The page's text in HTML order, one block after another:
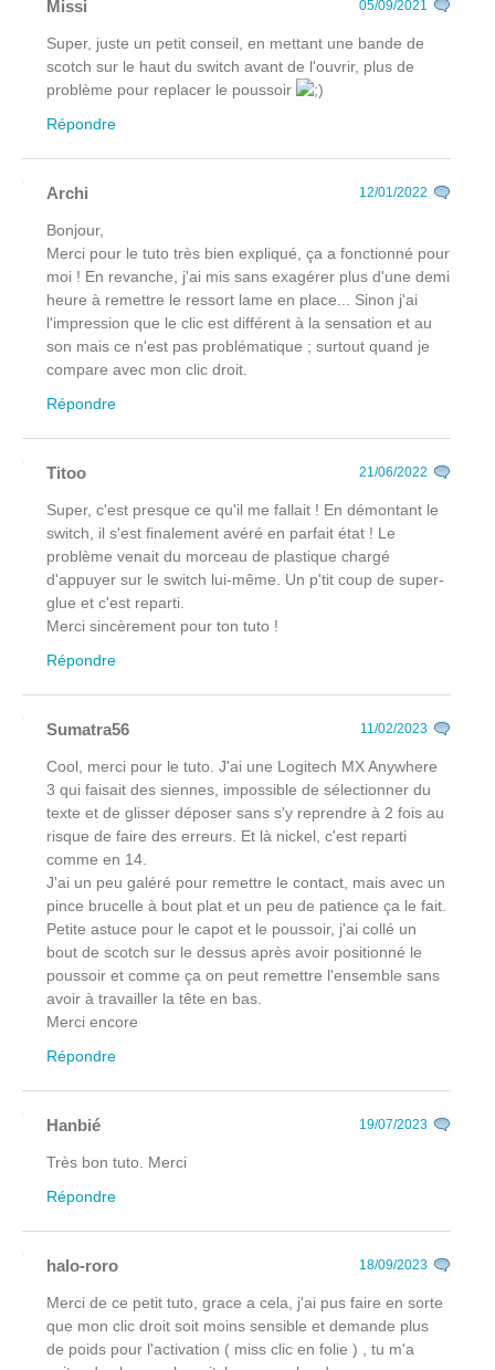
Missi 05/09/2021
Super, juste un petit conseil, en mettant une bande de
scotch sur le haut du switch avant de l'ouvrir, plus de
problème pour replacer le poussoir
Répondre
Archi 12/01/2022
Bonjour,
Merci pour le tuto très bien expliqué, ça a fonctionné pour
moi ! En revanche, j'ai mis sans exagérer plus d'une demi
heure à remettre le ressort lame en place... Sinon j'ai
l'impression que le clic est différent à la sensation et au
son mais ce n'est pas problématique ; surtout quand je
compare avec mon clic droit.
Répondre
Titoo 21/06/2022
Super, c'est presque ce qu'il me fallait ! En démontant le
switch, il s'est finalement avéré en parfait état ! Le
problème venait du morceau de plastique chargé
d'appuyer sur le switch lui-même. Un p'tit coup de super-
glue et c'est reparti.
Merci sincèrement pour ton tuto !
Répondre
Sumatra56 11/02/2023
Cool, merci pour le tuto. J'ai une Logitech MX Anywhere
3 qui faisait des siennes, impossible de sélectionner du
texte et de glisser déposer sans s'y reprendre à 2 fois au
risque de faire des erreurs. Et là nickel, c'est reparti
comme en 14.
J'ai un peu galéré pour remettre le contact, mais avec un
pince brucelle à bout plat et un peu de patience ça le fait.
Petite astuce pour le capot et le poussoir, j'ai collé un
bout de scotch sur le dessus après avoir positionné le
poussoir et comme ça on peut remettre l'ensemble sans
avoir à travailler la tête en bas.
Merci encore
Répondre
Hanbié 19/07/2023
Très bon tuto. Merci
Répondre
halo-roro 18/09/2023
Merci de ce petit tuto, grace a cela, j'ai pus faire en sorte
que mon clic droit soit moins sensible et demande plus
de poids pour l'activation ( miss clic en folie ) , tu m'a